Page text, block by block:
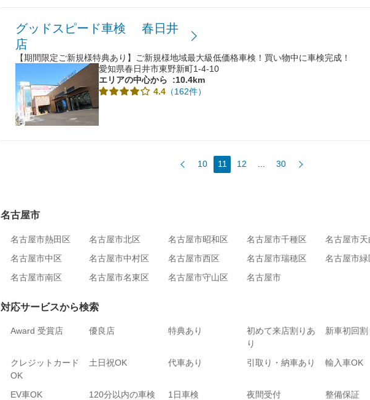
グッドスピード車検 春日井
店
【期間限定ご新規様特典あり】ご新規様地域最大級低価格車検！買い物中に車検完成！
愛知県春日井市東野新町1-4-10
エリアの中心から
:10.4km
4.4 （162件）
10 11 12 ... 30
名古屋市
名古屋市熱田区 名古屋市北区 名古屋市昭和区 名古屋市千種区 名古屋市天
名古屋市中区
名古屋市中村区 名古屋市西区 名古屋市瑞穂区 名古屋市緑
名古屋市南区
名古屋市名東区 名古屋市守山区 名古屋市
対応サービスから検索
Award 受賞店 優良店 特典あり
初めて来店割りあ
り
新車初回割
クレジットカード
OK
土日祝OK 代車あり 引取り・納車あり 輸入車OK
EV車OK
120分以内の車検 1日車検 夜間受付 整備保証